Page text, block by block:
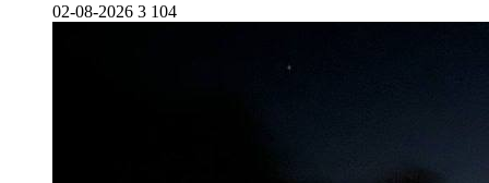
02-08-2026 3 104